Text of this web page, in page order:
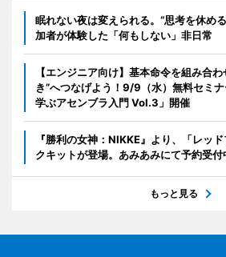
眠れない夜は変えられる。“思考を休め
加者が体験した「何もしない」非日常
【エンジニア向け】基本命令を組み合
き”へつなげよう！9/9（水）無料セミ
学ぶアセンブラ入門 Vol.3」開催
『勝利の女神：NIKKE』より、「レッ
クキットが登場。あみあみにて予約受付
もっと見る